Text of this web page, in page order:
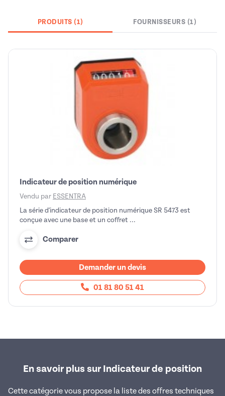
PRODUITS (1) FOURNISSEURS (1)
Indicateur de position numérique
Vendu par ESSENTRA
La série d'indicateur de position numérique SR 5473 est
conçue avec une base et un coffret ...
Comparer
Demander un devis
01 81 80 51 41
En savoir plus sur Indicateur de position
Cette catégorie vous propose la liste des offres techniques